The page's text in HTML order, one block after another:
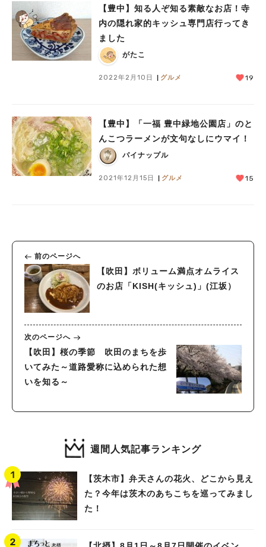
【豊中】知る人ぞ知る素敵なお店！寺
内の隠れ家的キッシュ専門店行ってき
ました
がたこ
2022年2月10日 グルメ 19
【豊中】「一福 豊中緑地公園店」のと
んこつラーメンが文句なしにウマイ！
パイナップル
2021年12月15日 グルメ 15
前のページへ
【吹田】ボリューム満点オムライス
のお店「KISH(キッシュ)」(江坂）
次のページへ
【吹田】桜の季節 吹田のまちを歩
いてみた～道路愛称に込められた想
いを知る～
週間人気記事ランキング
【茨木市】弁天さんの花火、どこから見え
た？今年は茨木のあちこちを巡ってみまし
た！